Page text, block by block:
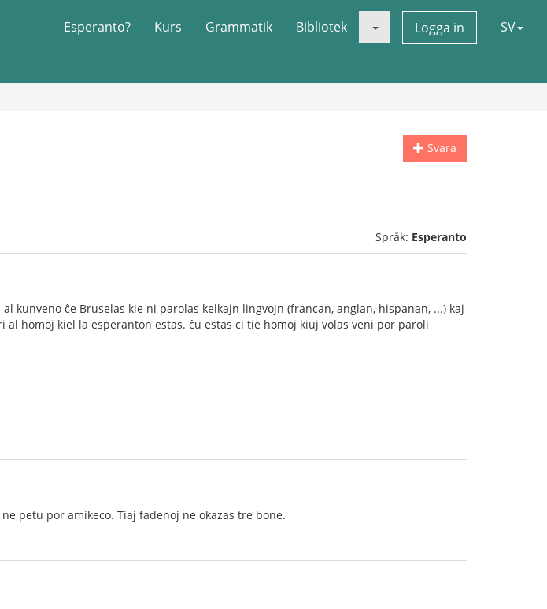
Esperanto? Kurs Grammatik Bibliotek Logga in SV
Svara
Språk: Esperanto
kunveno ĉe Bruselas kie ni parolas kelkajn lingvojn (francan, anglan, hispanan, ...) kaj
homoj kiel la esperanton estas. ĉu estas ci tie homoj kiuj volas veni por paroli
petu por amikeco. Tiaj fadenoj ne okazas tre bone.